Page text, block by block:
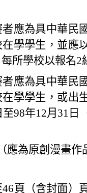
者應為具中華民
在學學生，並應
每所學校以報名2
者應為具中華民
在學學生，或出
至98年12月31日
應為原創漫畫作
46頁（含封面）